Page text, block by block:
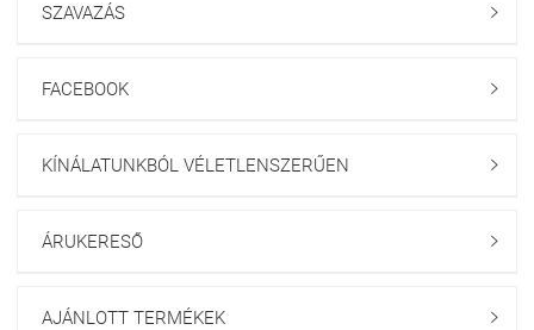
SZAVAZÁS 
FACEBOOK 
KÍNÁLATUNKBÓL VÉLETLENSZERŰEN 
ÁRUKERESŐ 
AJÁNLOTT TERMÉKEK 